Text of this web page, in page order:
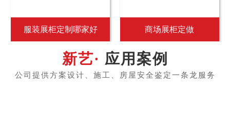
服装展柜定制哪家好 商场展柜定做
应用案例